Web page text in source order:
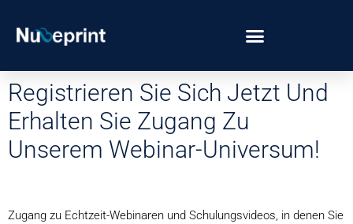
Registrieren Sie Sich Jetzt Und
Erhalten Sie Zugang Zu
Unserem Webinar-Universum!
Zugang zu Echtzeit-Webinaren und Schulungsvideos, in denen Sie